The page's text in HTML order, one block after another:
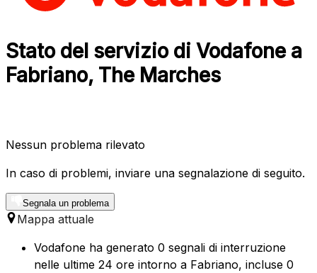
Stato del servizio di Vodafone a
Fabriano, The Marches
Nessun problema rilevato
In caso di problemi, inviare una segnalazione di seguito.
Segnala un problema
Mappa attuale
Vodafone ha generato 0 segnali di interruzione
nelle ultime 24 ore intorno a Fabriano, incluse 0